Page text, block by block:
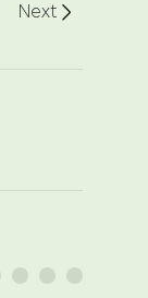
Next 